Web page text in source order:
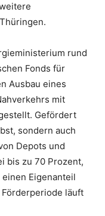
rund
Fonds für
Ausbau eines
mit
Gefördert
sondern auch
Depots und
bis zu 70 Prozent,
Eigenanteil
läuft